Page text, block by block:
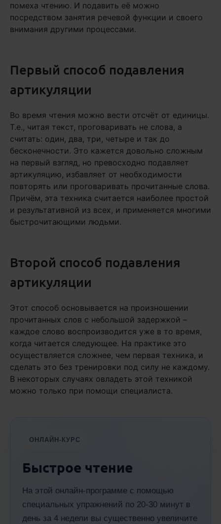
помеха чтению. И подавить её можно
посредством занятия речевой функции и своего
внимания другими процессами.
Первый способ подавления
артикуляции
Во время чтения можно вести отсчёт от единицы.
Т.е., читая текст, проговаривать не слова, а
считать: один, два, три, четыре и так до
бесконечности. Это кажется довольно сложным
на первый взгляд, но превосходно подавляет
артикуляцию, избавляет от необходимости
повторять или проговаривать прочитанные слова.
Причём, эта техника считается наиболее простой
и результативной из всех, и применяется многими
быстрочитающими людьми.
Второй способ подавления
артикуляции
Этот способ основывается на произношении
прочитанных слов с небольшой задержкой –
каждое слово воспроизводится уже в то время,
когда читается следующее. На практике это
осуществляется сложнее, чем первая техника, и
сделать это без тренировки под силу не каждому.
В некоторых случаях овладеть этой техникой
можно только при помощи специалиста.
ОНЛАЙН-КУРС
Быстрое чтение
На этой онлайн-программе с помощью
специальных упражнений по 20-30 минут в
день за 4 недели вы существенно увеличите